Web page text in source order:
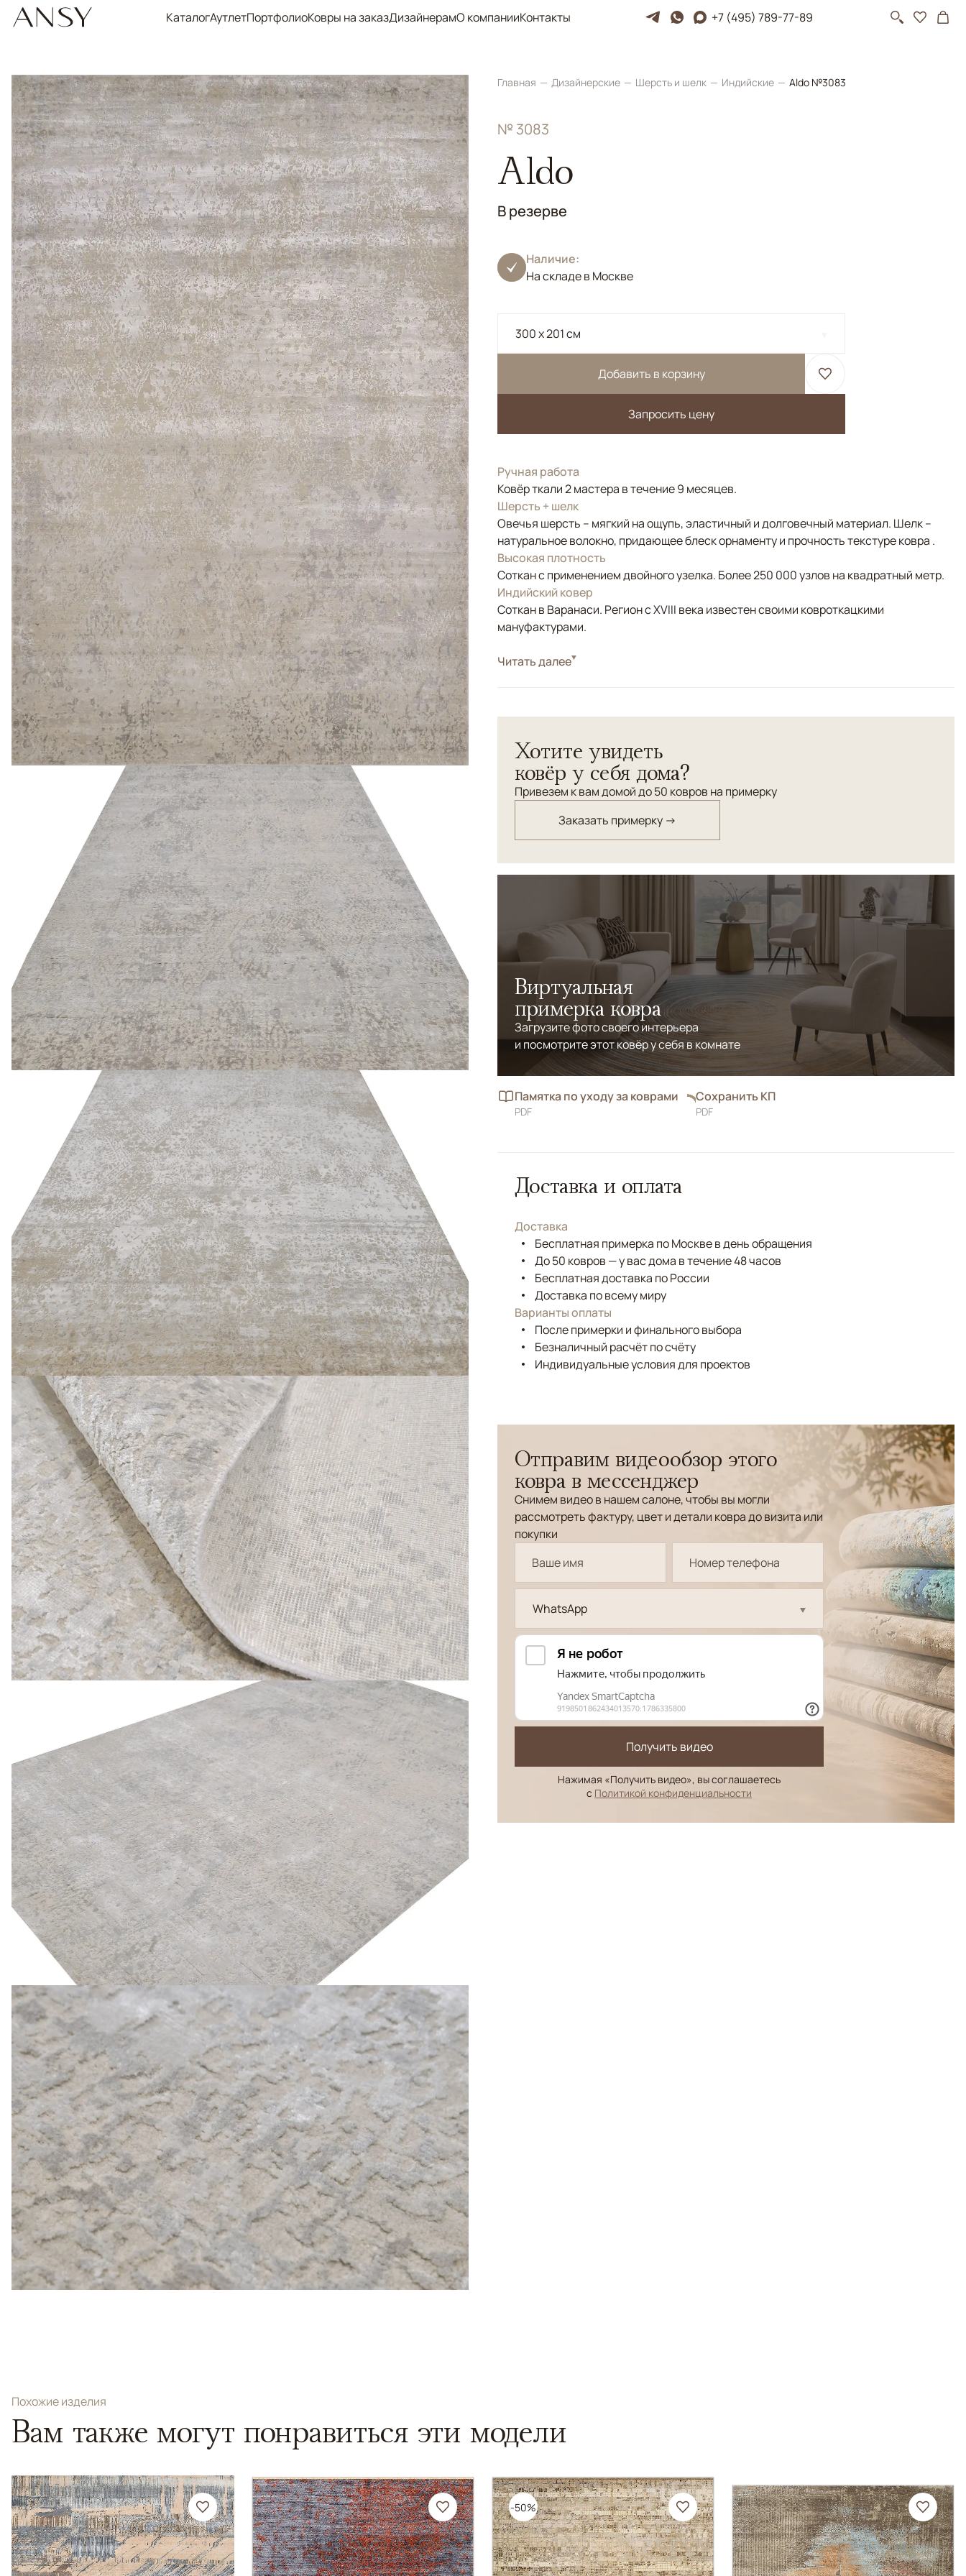
КаталогАутлетПортфолиоКовры на заказДизайнерамО компанииКонтакты +7 (495) 789-77-89
Главная Дизайнерские Шерсть и шелк Индийские Aldo №3083
№ 3083
Aldo
В резерве
Наличие:
На складе в Москве
300 x 201 см
Добавить в корзину
Запросить цену
Ручная работа
Ковёр ткали 2 мастера в течение 9 месяцев.
Шерсть + шелк
Овечья шерсть – мягкий на ощупь, эластичный и долговечный материал. Шелк –
натуральное волокно, придающее блеск орнаменту и прочность текстуре ковра .
Высокая плотность
Соткан с применением двойного узелка. Более 250 000 узлов на квадратный метр.
Индийский ковер
Соткан в Варанаси. Регион с XVIII века известен своими ковроткацкими
мануфактурами.
СтильДизайнерские
шелка. Рельефный ворс - особая ручная форма стрижки ворса, придающая
Читать далее
Хотите увидеть
ковёр у себя дома?
Привезем к вам домой до 50 ковров на примерку
Заказать примерку →
Виртуальная
примерка ковра
Загрузите фото своего интерьера
и посмотрите этот ковёр у себя в комнате
Памятка по уходу за коврами
PDF
Сохранить КП
PDF
Доставка и оплата
Доставка
Бесплатная примерка по Москве в день обращения
До 50 ковров — у вас дома в течение 48 часов
Бесплатная доставка по России
Доставка по всему миру
Варианты оплаты
После примерки и финального выбора
Безналичный расчёт по счёту
Индивидуальные условия для проектов
Отправим видеообзор этого
ковра в мессенджер
Снимем видео в нашем салоне, чтобы вы могли
рассмотреть фактуру, цвет и детали ковра до визита или
покупки
WhatsApp
Получить видео
Нажимая «Получить видео», вы соглашаетесь
с Политикой конфиденциальности
Похожие изделия
Вам также могут понравиться эти модели
-50%